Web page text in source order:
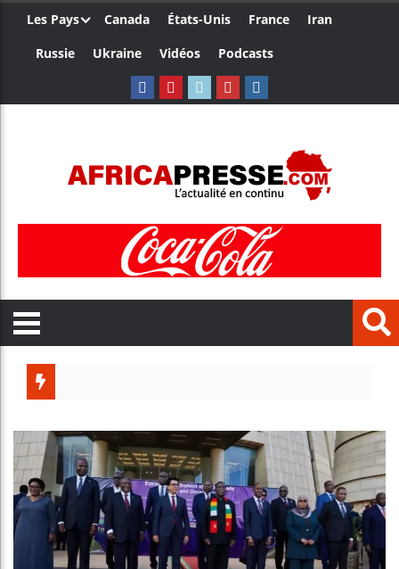
Les Pays Canada États-Unis France
Iran
Russie
Ukraine Vidéos Podcasts
Bénin :
Aliko